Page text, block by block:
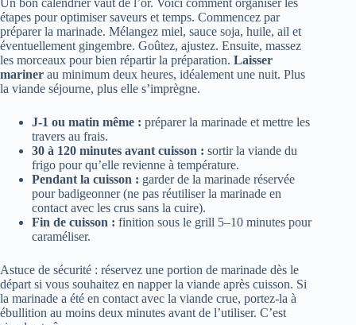
étapes pour optimiser saveurs et temps. Commencez par
préparer la marinade. Mélangez miel, sauce soja, huile, ail et
éventuellement gingembre. Goûtez, ajustez. Ensuite, massez
les morceaux pour bien répartir la préparation. Laisser
mariner au minimum deux heures, idéalement une nuit. Plus
la viande séjourne, plus elle s’imprègne.
J-1 ou matin même : préparer la marinade et mettre les
travers au frais.
30 à 120 minutes avant cuisson : sortir la viande du
frigo pour qu’elle revienne à température.
Pendant la cuisson : garder de la marinade réservée
pour badigeonner (ne pas réutiliser la marinade en
contact avec les crus sans la cuire).
Fin de cuisson : finition sous le grill 5–10 minutes pour
caraméliser.
Astuce de sécurité : réservez une portion de marinade dès le
départ si vous souhaitez en napper la viande après cuisson. Si
la marinade a été en contact avec la viande crue, portez-la à
ébullition au moins deux minutes avant de l’utiliser. C’est